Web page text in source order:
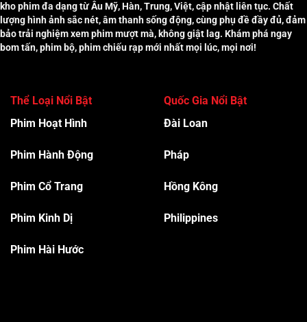
kho phim đa dạng từ Âu Mỹ, Hàn, Trung, Việt, cập nhật liên tục. Chất
lượng hình ảnh sắc nét, âm thanh sống động, cùng phụ đề đầy đủ, đảm
bảo trải nghiệm xem phim mượt mà, không giật lag. Khám phá ngay
bom tấn, phim bộ, phim chiếu rạp mới nhất mọi lúc, mọi nơi!
Thể Loại Nổi Bật
Phim Hoạt Hình
Phim Hành Động
Phim Cổ Trang
Phim Kinh Dị
Phim Hài Hước
Quốc Gia Nổi Bật
Đài Loan
Pháp
Hồng Kông
Philippines